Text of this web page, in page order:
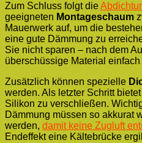
Zum Schluss folgt die
geeigneten Montageschaum
Mauerwerk auf, um die
eine gute Dämmung zu
Sie nicht sparen – nach dem
überschüssige Material
Zusätzlich können spezielle
werden. Als letzter Schritt
Silikon zu verschließen.
Dämmung müssen so akkurat
werden, damit keine Zugluft
Endeffekt eine Kältebrücke